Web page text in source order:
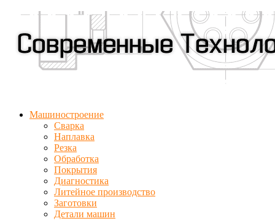
Машиностроение
Сварка
Наплавка
Резка
Обработка
Покрытия
Диагностика
Литейное производство
Заготовки
Детали машин